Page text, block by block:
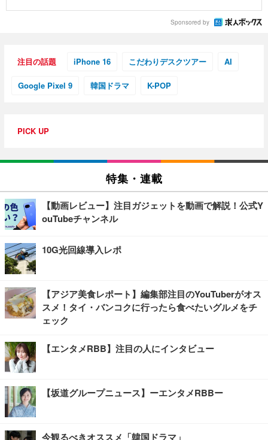
Sponsored by
注目の話題 iPhone 16 こだわりデスクツアー AI
Google Pixel 9 韓国ドラマ K-POP
PICK UP
特集・連載
【動画レビュー】注目ガジェットを動画で解説！公式Y
ouTubeチャンネル
10G光回線導入レポ
【アジア美食レポート】編集部注目のYouTuberがオス
スメ！タイ・バンコクに行ったら食べたいグルメをチ
ェック
【エンタメRBB】注目の人にインタビュー
【坂道グループニュース】ーエンタメRBBー
今観るべきオススメ「韓国ドラマ」